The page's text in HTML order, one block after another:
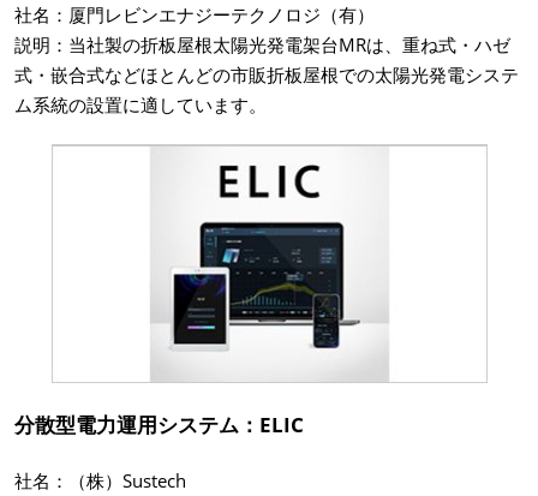
社名：厦門レビンエナジーテクノロジ（有）
説明：当社製の折板屋根太陽光発電架台MRは、重ね式・ハゼ
式・嵌合式などほとんどの市販折板屋根での太陽光発電システ
ム系統の設置に適しています。
分散型電力運用システム：ELIC
社名：（株）Sustech